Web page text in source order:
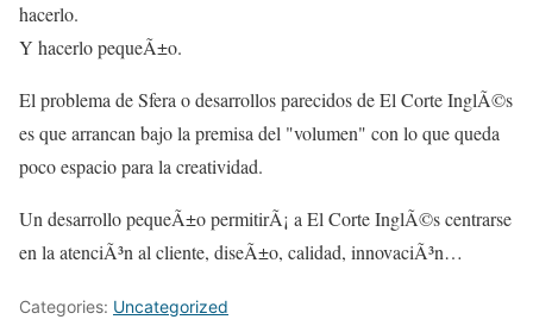
hacerlo.
Y hacerlo pequeÃ±o.
El problema de Sfera o desarrollos parecidos de El Corte InglÃ©s
es que arrancan bajo la premisa del "volumen" con lo que queda
poco espacio para la creatividad.
Un desarrollo pequeÃ±o permitirÃ¡ a El Corte InglÃ©s centrarse
en la atenciÃ³n al cliente, diseÃ±o, calidad, innovaciÃ³n…
Categories: Uncategorized